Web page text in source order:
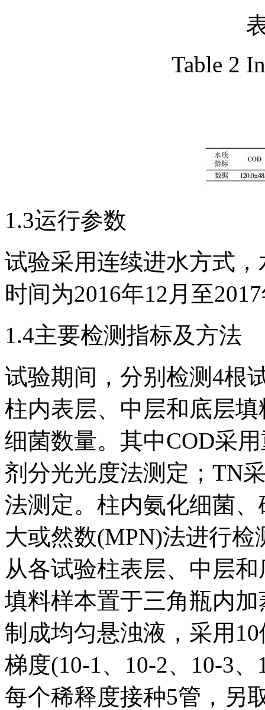
Table 2
1.3运行参数
试验采用连续进水方式，
时间为2016年12月至
1.4主要检测指标及方法
试验期间，分别检测4根
柱内表层、中层和底层
细菌数量。其中COD采
剂分光光度法测定；TN
法测定。柱内氨化细菌
大或然数(MPN)法进行
从各试验柱表层、中层
填料样本置于三角瓶内
制成均匀悬浊液，采用
梯度(10-1、10-2、10-3
每个稀释度接种5管，另